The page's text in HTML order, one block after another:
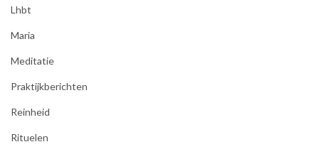
Lhbt
Maria
Meditatie
Praktijkberichten
Reinheid
Rituelen